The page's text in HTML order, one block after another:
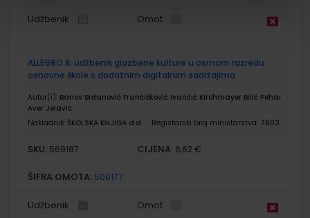
Udžbenik Omot
ALLEGRO 8; udžbenik glazbene kulture u osmom razredu
osnovne škole s dodatnim digitalnim sadržajima
Autor(i): Banov Brđanović Frančišković Ivančić Kirchmayer Bilić Pehar
Aver Jelavić
Nakladnik: ŠKOLSKA KNJIGA d.d. Registarski broj ministarstva: 7603
SKU: 569187 CIJENA: 6,62 €
ŠIFRA OMOTA: 500177
Udžbenik Omot